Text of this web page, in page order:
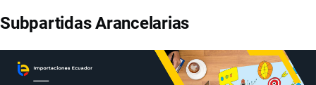
Subpartidas Arancelarias